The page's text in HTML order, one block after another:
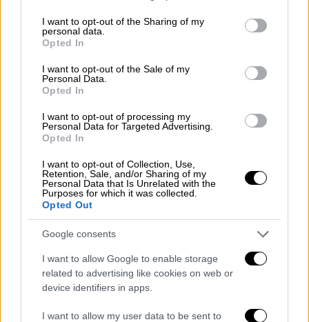
not limited to your visit or usage behaviour. You may click to
grant or deny consent to Google and its third-party tags to
use your data for below specified purposes in below Google
consent section.
I want to opt-out of the Sharing of my
personal data.
Opted In
I want to opt-out of the Sale of my
Personal Data.
Opted In
I want to opt-out of processing my
Personal Data for Targeted Advertising.
Opted In
I want to opt-out of Collection, Use,
Retention, Sale, and/or Sharing of my
Personal Data that Is Unrelated with the
Purposes for which it was collected.
Opted Out
Google consents
I want to allow Google to enable storage
related to advertising like cookies on web or
device identifiers in apps.
I want to allow my user data to be sent to
ούτε τις βασικές τους ανάγκες
Και μέσα σε αυτό το κλίμα των ελλείψεων,
δεκάδες τραυματιοφορείς αποχωρούν από
το ΕΣΥ καθώςυποαμείβονται με μισθούς
που δεν μπορούν να καλύψουν ούτε τις
βασικές τους ανάγκες.
Έχουμε μαζικές παραιτήσεις
Τραυματιοφορέων καιαπροθυμία
συμμετοχήςσε νέες προκηρύξεις όπως για
παράδειγμα η τελευταία προκήρυξη μέσω
ΔΥΠΑ που προκηρύχθηκαν 500
Τραυματιοφορείς και τελικά στα
Νοσοκομεία μέχρι στιγμής ανέλαβαν εργασία
μόνο 300» αναφέρει η Πανελλήνια
Ομοσπονδία Εργαζομένων στα Δημόσια
Νοσοκομεία.